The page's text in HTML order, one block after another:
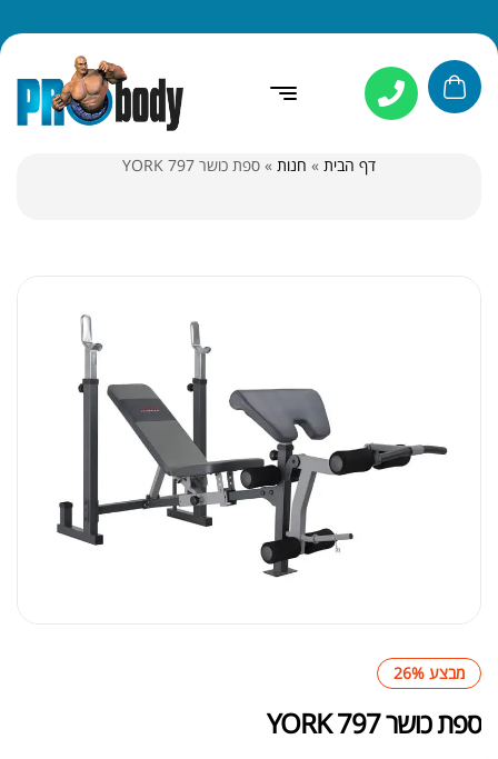
דף הבית » חנות » ספת כושר 797 YORK
מבצע 26%
ספת כושר 797 YORK